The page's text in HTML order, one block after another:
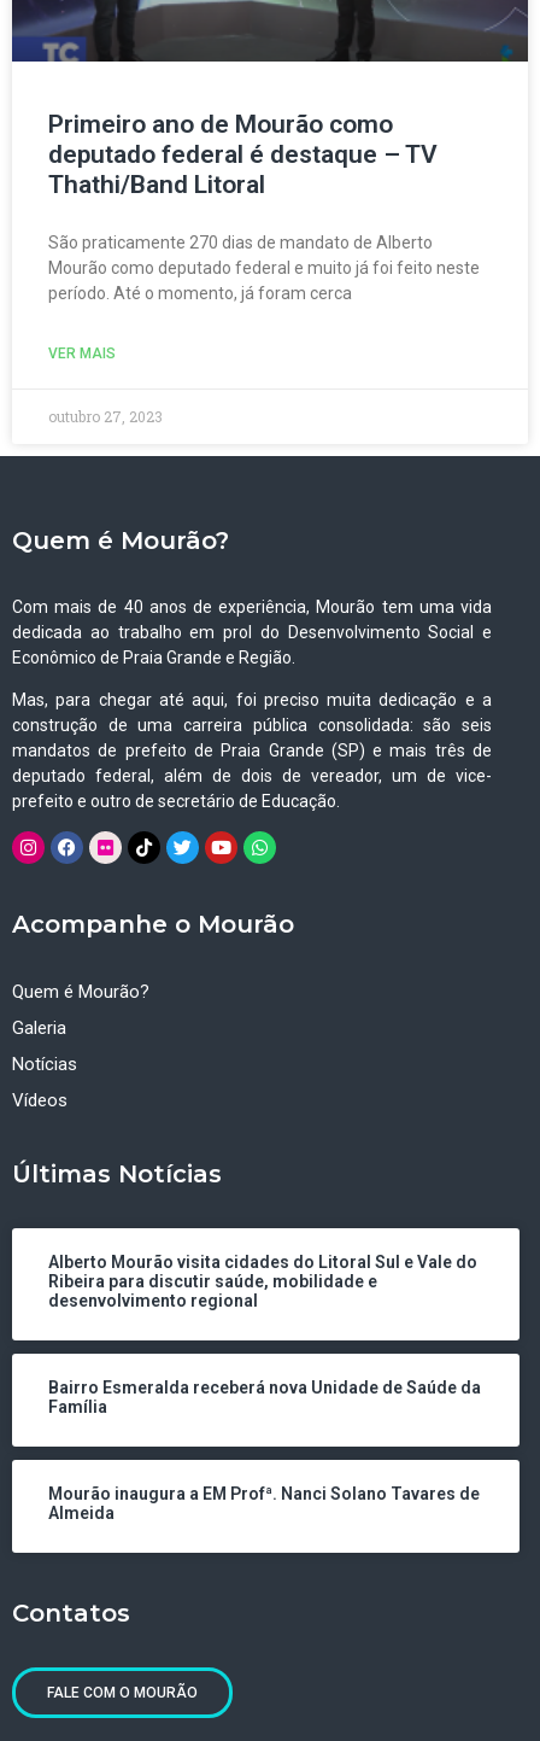
Primeiro ano de Mourão como
deputado federal é destaque – TV
Thathi/Band Litoral
São praticamente 270 dias de mandato de Alberto
Mourão como deputado federal e muito já foi feito neste
período. Até o momento, já foram cerca
VER MAIS
outubro 27, 2023
Quem é Mourão?
Com mais de 40 anos de experiência, Mourão tem uma vida
dedicada ao trabalho em prol do Desenvolvimento Social e
Econômico de Praia Grande e Região.
Mas, para chegar até aqui, foi preciso muita dedicação e a
construção de uma carreira pública consolidada: são seis
mandatos de prefeito de Praia Grande (SP) e mais três de
deputado federal, além de dois de vereador, um de vice-
prefeito e outro de secretário de Educação.
Acompanhe o Mourão
Quem é Mourão?
Galeria
Notícias
Vídeos
Últimas Notícias
Alberto Mourão visita cidades do Litoral Sul e Vale do
Ribeira para discutir saúde, mobilidade e
desenvolvimento regional
Bairro Esmeralda receberá nova Unidade de Saúde da
Família
Mourão inaugura a EM Profª. Nanci Solano Tavares de
Almeida
Contatos
FALE COM O MOURÃO